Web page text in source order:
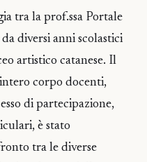
tra la prof.ssa Portale
diversi anni scolastici
artistico catanese. Il
corpo docenti,
di partecipazione,
è stato
tra le diverse